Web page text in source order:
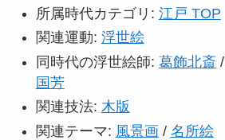
所属時代カテゴリ: 江戸 TOP
関連運動: 浮世絵
同時代の浮世絵師: 葛飾北斎/
国芳
関連技法: 木版
関連テーマ: 風景画/ 名所絵